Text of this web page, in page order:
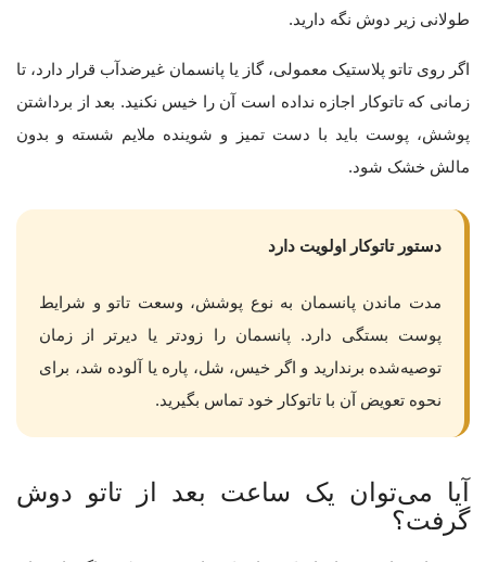
طولانی زیر دوش نگه دارید.
اگر روی تاتو پلاستیک معمولی، گاز یا پانسمان غیرضدآب قرار دارد، تا
زمانی که تاتوکار اجازه نداده است آن را خیس نکنید. بعد از برداشتن
پوشش، پوست باید با دست تمیز و شوینده ملایم شسته و بدون
مالش خشک شود.
دستور تاتوکار اولویت دارد
مدت ماندن پانسمان به نوع پوشش، وسعت تاتو و شرایط
پوست بستگی دارد. پانسمان را زودتر یا دیرتر از زمان
توصیه‌شده برندارید و اگر خیس، شل، پاره یا آلوده شد، برای
نحوه تعویض آن با تاتوکار خود تماس بگیرید.
آیا می‌توان یک ساعت بعد از تاتو دوش
گرفت؟